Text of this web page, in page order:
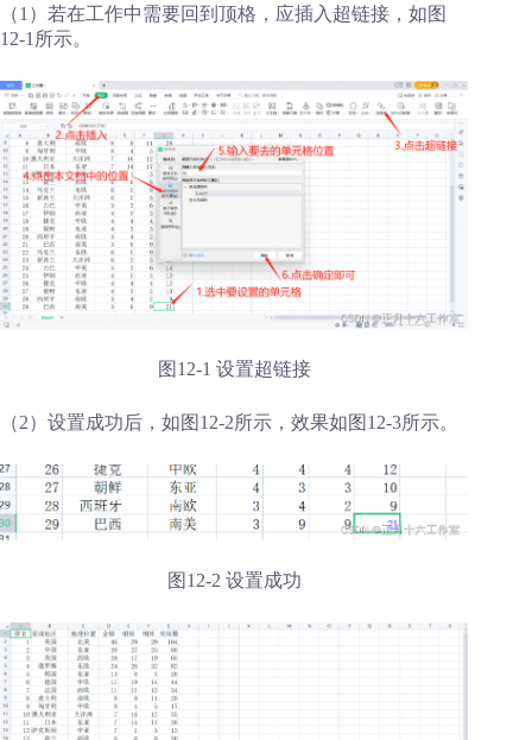
（1）若在工作中需要回到顶格，应插入超链接，如图
12-1所示。
图12-1 设置超链接
（2）设置成功后，如图12-2所示，效果如图12-3所示。
图12-2 设置成功